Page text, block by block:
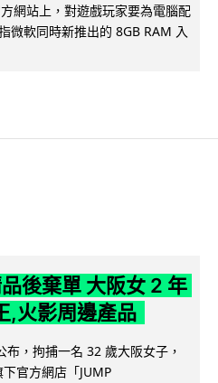
網站上，對遊戲玩家要為電腦配
微軟同時新推出的 8GB RAM 入
後棄單 大阪女 2 年
,火影周邊產品
，拘捕一名 32 歲大阪女子，
官方網店「JUMP